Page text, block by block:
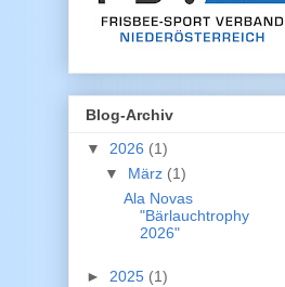
Blog-Archiv
▼ 2026 (1)
▼ März (1)
Ala Novas
"Bärlauchtrophy
2026"
► 2025 (1)